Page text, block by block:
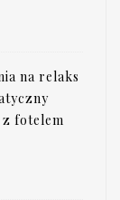
na relaks
fotelem